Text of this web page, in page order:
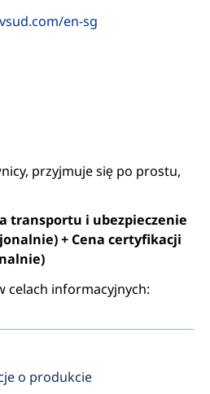
en-sg
przyjmuje się po prostu,
transportu i ubezpieczenie
+ Cena certyfikacji
celach informacyjnych:
o produkcie